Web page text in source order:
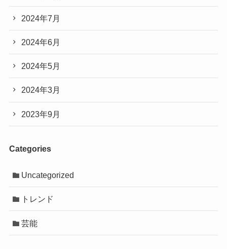
2024年7月
2024年6月
2024年5月
2024年3月
2023年9月
Categories
Uncategorized
トレンド
芸能